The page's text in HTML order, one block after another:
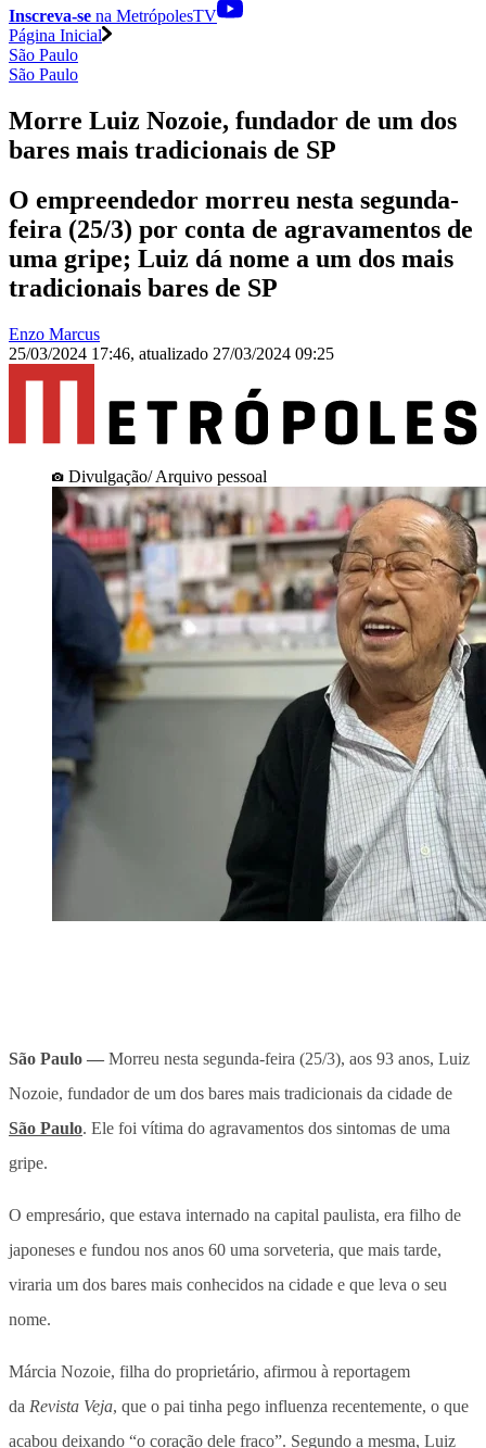
Inscreva-se na MetrópolesTV
Página Inicial
São Paulo
São Paulo
Morre Luiz Nozoie, fundador de um dos
bares mais tradicionais de SP
O empreendedor morreu nesta segunda-
feira (25/3) por conta de agravamentos de
uma gripe; Luiz dá nome a um dos mais
tradicionais bares de SP
Enzo Marcus
25/03/2024 17:46, atualizado 27/03/2024 09:25
Divulgação/ Arquivo pessoal
São Paulo — Morreu nesta segunda-feira (25/3), aos 93 anos, Luiz
Nozoie, fundador de um dos bares mais tradicionais da cidade de
São Paulo. Ele foi vítima do agravamentos dos sintomas de uma
gripe.
O empresário, que estava internado na capital paulista, era filho de
japoneses e fundou nos anos 60 uma sorveteria, que mais tarde,
viraria um dos bares mais conhecidos na cidade e que leva o seu
nome.
Márcia Nozoie, filha do proprietário, afirmou à reportagem
da Revista Veja, que o pai tinha pego influenza recentemente, o que
acabou deixando “o coração dele fraco”. Segundo a mesma, Luiz